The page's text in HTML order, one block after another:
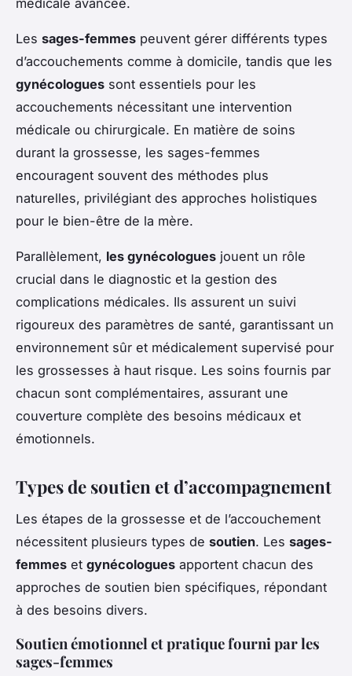
médicale avancée.
Les sages-femmes peuvent gérer différents types
d’accouchements comme à domicile, tandis que les
gynécologues sont essentiels pour les
accouchements nécessitant une intervention
médicale ou chirurgicale. En matière de soins
durant la grossesse, les sages-femmes
encouragent souvent des méthodes plus
naturelles, privilégiant des approches holistiques
pour le bien-être de la mère.
Parallèlement, les gynécologues jouent un rôle
crucial dans le diagnostic et la gestion des
complications médicales. Ils assurent un suivi
rigoureux des paramètres de santé, garantissant un
environnement sûr et médicalement supervisé pour
les grossesses à haut risque. Les soins fournis par
chacun sont complémentaires, assurant une
couverture complète des besoins médicaux et
émotionnels.
Types de soutien et d’accompagnement
Les étapes de la grossesse et de l’accouchement
nécessitent plusieurs types de soutien. Les sages-
femmes et gynécologues apportent chacun des
approches de soutien bien spécifiques, répondant
à des besoins divers.
Soutien émotionnel et pratique fourni par les
sages-femmes